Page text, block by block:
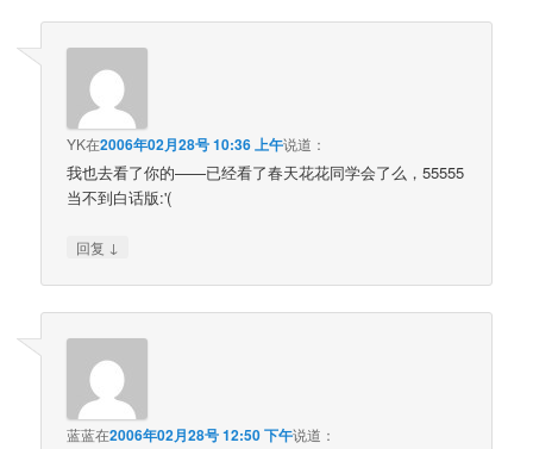
YK在2006年02月28号 10:36 上午说道：
我也去看了你的——已经看了春天花花同学会了么，55555
当不到白话版:'(
回复 ↓
蓝蓝在2006年02月28号 12:50 下午说道：